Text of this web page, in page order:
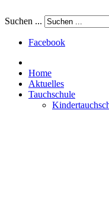
Suchen ...
Facebook
Home
Aktuelles
Tauchschule